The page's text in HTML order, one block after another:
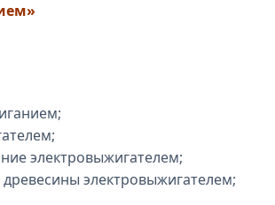
электровыжигателем;
электровыжигателем;